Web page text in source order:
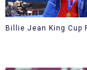
Billie Jean King Cup